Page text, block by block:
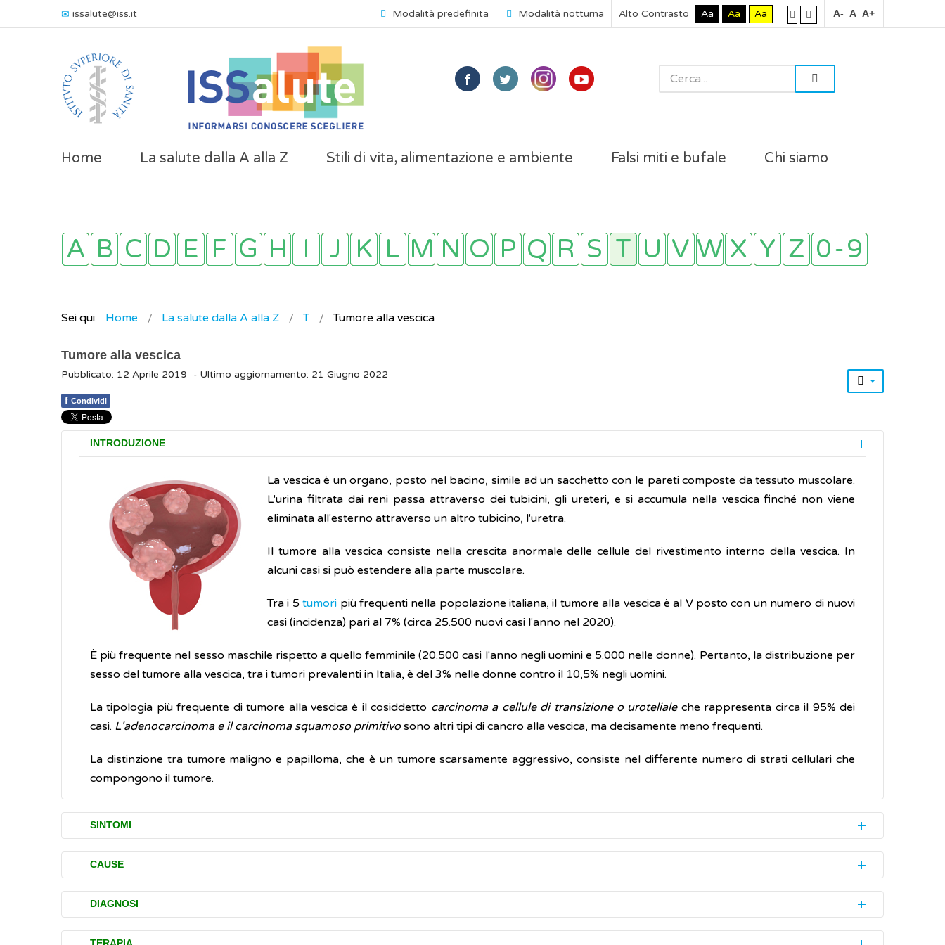
issalute@iss.it Modalità predefinita Modalità notturna Alto Contrasto Aa Aa Aa A- A A+
Home La salute dalla A alla Z Stili di vita, alimentazione e ambiente Falsi miti e bufale Chi siamo
Sei qui: Home La salute dalla A alla Z T Tumore alla vescica
Tumore alla vescica
Pubblicato: 12 Aprile 2019 - Ultimo aggiornamento: 21 Giugno 2022
f Condividi
INTRODUZIONE
La vescica è un organo, posto nel bacino, simile ad un sacchetto con le pareti composte da tessuto muscolare.
L'urina filtrata dai reni passa attraverso dei tubicini, gli ureteri, e si accumula nella vescica finché non viene
eliminata all'esterno attraverso un altro tubicino, l'uretra.
Il tumore alla vescica consiste nella crescita anormale delle cellule del rivestimento interno della vescica. In
alcuni casi si può estendere alla parte muscolare.
Tra i 5tumori più frequenti nella popolazione italiana, il tumore alla vescica è al V posto con un numero di nuovi
casi (incidenza) pari al 7% (circa 25.500 nuovi casi l'anno nel 2020).
È più frequente nel sesso maschile rispetto a quello femminile (20.500 casi l'anno negli uomini e 5.000 nelle donne). Pertanto, la distribuzione per
sesso del tumore alla vescica, tra i tumori prevalenti in Italia, è del 3% nelle donne contro il 10,5% negli uomini.
La tipologia più frequente di tumore alla vescica è il cosiddetto carcinoma a cellule di transizione o uroteliale che rappresenta circa il 95% dei
casi. L'adenocarcinoma e il carcinoma squamoso primitivosono altri tipi di cancro alla vescica, ma decisamente meno frequenti.
La distinzione tra tumore maligno e papilloma, che è un tumore scarsamente aggressivo, consiste nel differente numero di strati cellulari che
compongono il tumore.
SINTOMI
Tra i disturbi (sintomi) associati al tumore alla vescica, alcuni sono più comuni, altri meno frequenti e altri ancora compaiono solo nello stadio più
avanzato della malattia.
Disturbi comuni
presenza di strisce di sangue nelle urine oppure urine color marrone
CAUSE
Il tumore alla vescica è causato da modificazioni che avvengono nelle cellule presenti nel rivestimento interno della vescica. Tali alterazioni
possono essere costituite da mutazioni delDNAche interferiscono con la crescita normale delle cellule. Di conseguenza, le cellule crescono e si
moltiplicano fuori controllo, causando la formazione del tumore.
DIAGNOSI
Se si sospetta la presenza di un cancro alla vescica, è necessario sottoporsi a degli esami di accertamento (diagnostici) che includono: